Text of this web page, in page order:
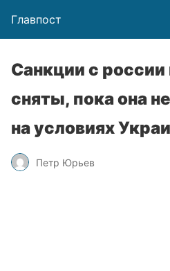
Главпост
Санкции с россии
сняты, пока она
на условиях
Петр Юрьев